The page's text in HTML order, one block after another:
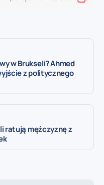
w Brukseli? Ahmed
z politycznego
ratują mężczyznę z